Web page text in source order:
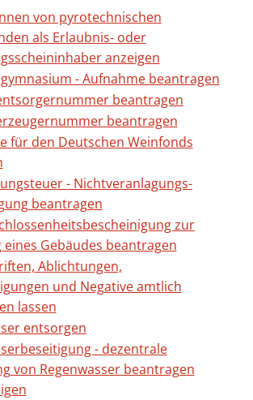
von pyrotechnischen
als Erlaubnis- oder
anzeigen
- Aufnahme beantragen
beantragen
beantragen
für den Deutschen Weinfonds
- Nichtveranlagungs-
beantragen
zur
Gebäudes beantragen
Ablichtungen,
und Negative amtlich
lassen
entsorgen
- dezentrale
von Regenwasser beantragen